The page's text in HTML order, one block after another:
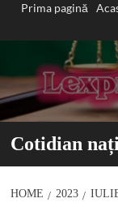
Prima pagină
Cotidian
HOME 2023